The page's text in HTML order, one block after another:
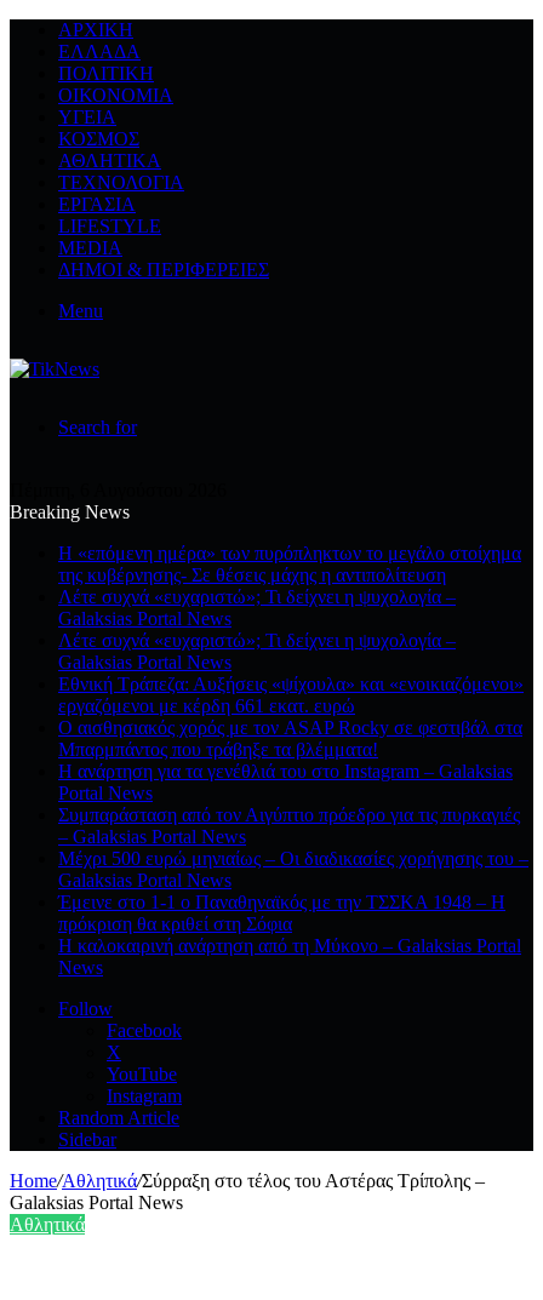
ΑΡΧΙΚΉ
ΕΛΛΆΔΑ
ΠΟΛΙΤΙΚΉ
ΟΙΚΟΝΟΜΊΑ
ΥΓΕΊΑ
ΚΌΣΜΟΣ
ΑΘΛΗΤΙΚΆ
ΤΕΧΝΟΛΟΓΙΆ
ΕΡΓΑΣΊΑ
LIFESTYLE
MEDIA
ΔΉΜΟΙ & ΠΕΡΙΦΈΡΕΙΕΣ
Menu
Search for
Breaking News
Η «επόμενη ημέρα» των πυρόπληκτων το μεγάλο στοίχημα
της κυβέρνησης- Σε θέσεις μάχης η αντιπολίτευση
Λέτε συχνά «ευχαριστώ»; Τι δείχνει η ψυχολογία –
Galaksias Portal News
Λέτε συχνά «ευχαριστώ»; Τι δείχνει η ψυχολογία –
Galaksias Portal News
Εθνική Τράπεζα: Αυξήσεις «ψίχουλα» και «ενοικιαζόμενοι»
εργαζόμενοι με κέρδη 661 εκατ. ευρώ
Ο αισθησιακός χορός με τον ASAP Rocky σε φεστιβάλ στα
Μπαρμπάντος που τράβηξε τα βλέμματα!
Η ανάρτηση για τα γενέθλιά του στο Instagram – Galaksias
Portal News
Συμπαράσταση από τον Αιγύπτιο πρόεδρο για τις πυρκαγιές
– Galaksias Portal News
Μέχρι 500 ευρώ μηνιαίως – Οι διαδικασίες χορήγησης του –
Galaksias Portal News
Έμεινε στο 1-1 ο Παναθηναϊκός με την ΤΣΣΚΑ 1948 – Η
πρόκριση θα κριθεί στη Σόφια
Η καλοκαιρινή ανάρτηση από τη Μύκονο – Galaksias Portal
News
Follow
Facebook
X
YouTube
Instagram
Random Article
Sidebar
Home/Αθλητικά/Σύρραξη στο τέλος του Αστέρας Τρίπολης –
Galaksias Portal News
Αθλητικά